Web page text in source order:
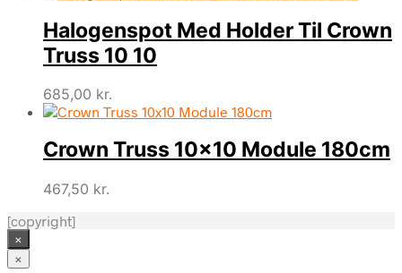
Halogenspot Med Holder Til Crown
Truss 10 10
685,00 kr.
Crown Truss 10×10 Module 180cm
467,50 kr.
[copyright]
×
×